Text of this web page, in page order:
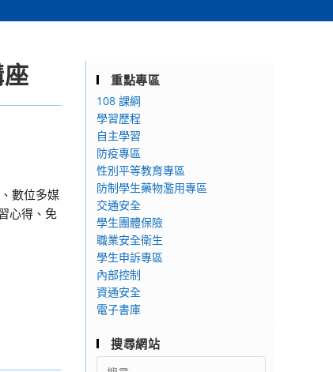
數位多媒
心得、免
重點專區
108 課綱
學習歷程
自主學習
防疫專區
性別平等教育專區
防制學生藥物濫用專區
交通安全
學生團體保險
職業安全衛生
學生申訴專區
內部控制
資通安全
電子書庫
搜尋網站
Search